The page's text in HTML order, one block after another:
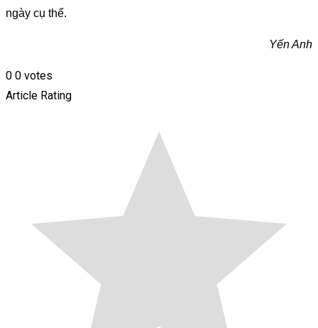
ngày cụ thể.
Yến Anh
0 0 votes
Article Rating